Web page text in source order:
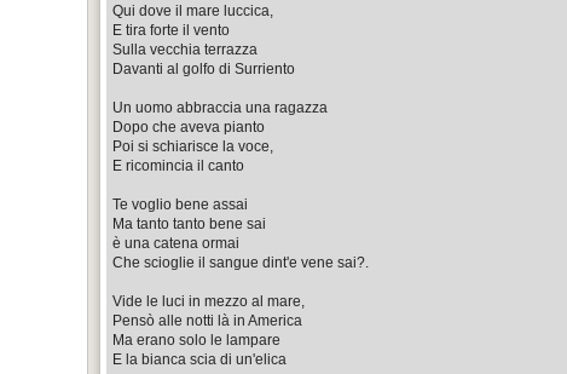
Qui dove il mare luccica,
E tira forte il vento
Sulla vecchia terrazza
Davanti al golfo di Surriento
Un uomo abbraccia una ragazza
Dopo che aveva pianto
Poi si schiarisce la voce,
E ricomincia il canto
Te voglio bene assai
Ma tanto tanto bene sai
è una catena ormai
Che scioglie il sangue dint'e vene sai?.
Vide le luci in mezzo al mare,
Pensò alle notti là in America
Ma erano solo le lampare
E la bianca scia di un'elica